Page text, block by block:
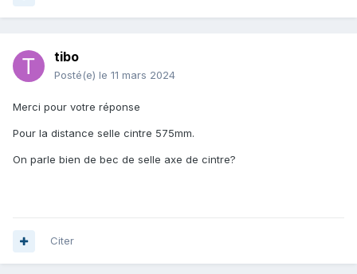
tibo
Posté(e) le 11 mars 2024
Merci pour votre réponse
Pour la distance selle cintre 575mm.
On parle bien de bec de selle axe de cintre?
Citer